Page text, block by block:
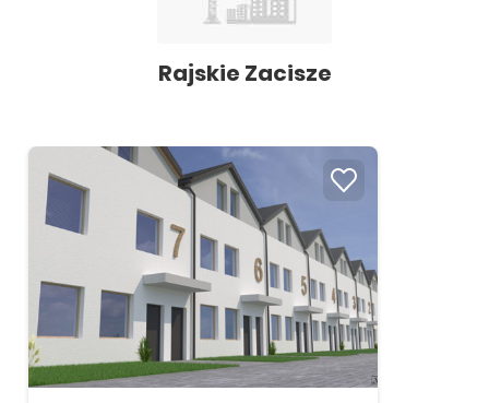
Rajskie Zacisze